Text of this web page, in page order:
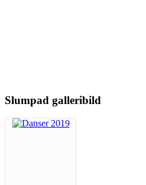
Slumpad galleribild